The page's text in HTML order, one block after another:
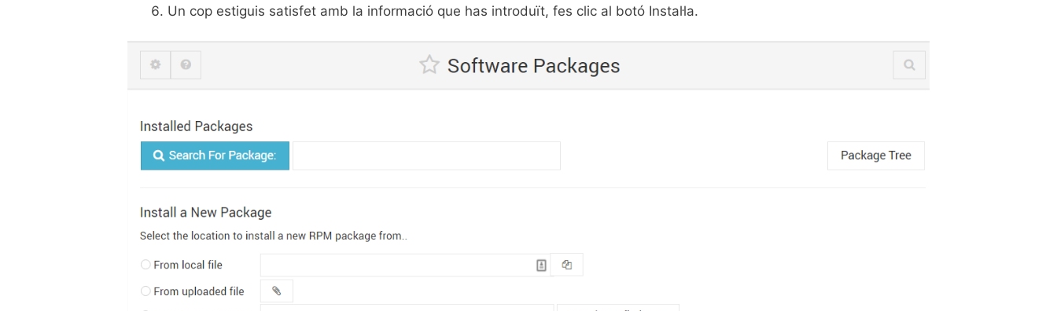
Un cop estiguis satisfet amb la informació que has introduït, fes clic al botó Instal·la.